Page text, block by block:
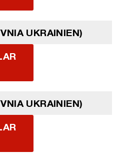
UKRAINIEN)
UKRAINIEN)